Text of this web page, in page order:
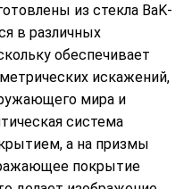
из стекла BaK-
в различных
обеспечивает
искажений,
мира и
система
а на призмы
покрытие